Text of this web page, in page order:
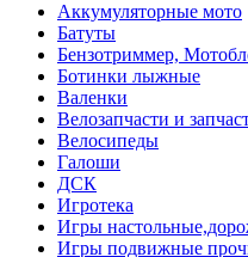
Аккумуляторные мото
Батуты
Бензотриммер,
Ботинки лыжные
Валенки
Велозапчасти и
Велосипеды
Галоши
ДСК
Игротека
Игры
Игры подвижные